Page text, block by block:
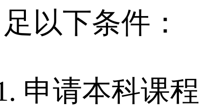
足以下条件：
申请本科课程